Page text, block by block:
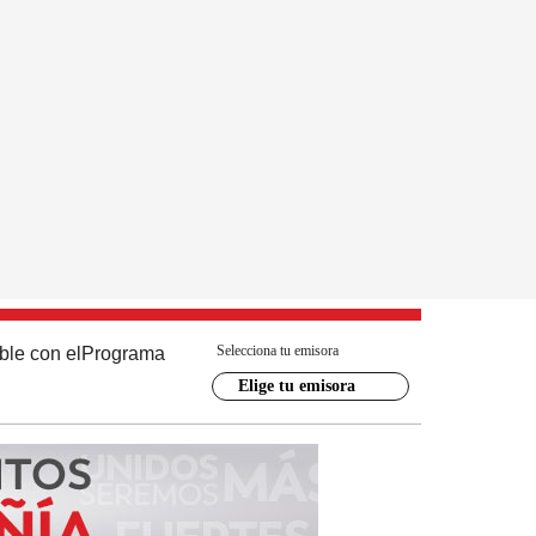
con el Programa Selecciona tu emisora
Elige tu emisora